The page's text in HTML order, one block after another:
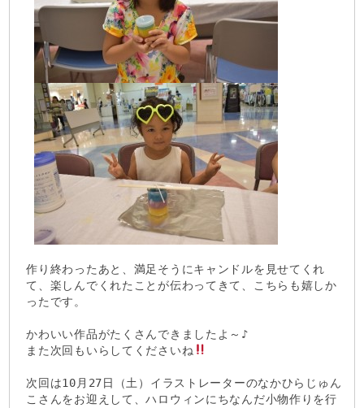
作り終わったあと、満足そうにキャンドルを見せてくれ
て、楽しんでくれたことが伝わってきて、こちらも嬉しか
ったです。
かわいい作品がたくさんできましたよ～♪
また次回もいらしてくださいね
次回は10月27日（土）イラストレーターのなかひらじゅん
こさんをお迎えして、ハロウィンにちなんだ小物作りを行